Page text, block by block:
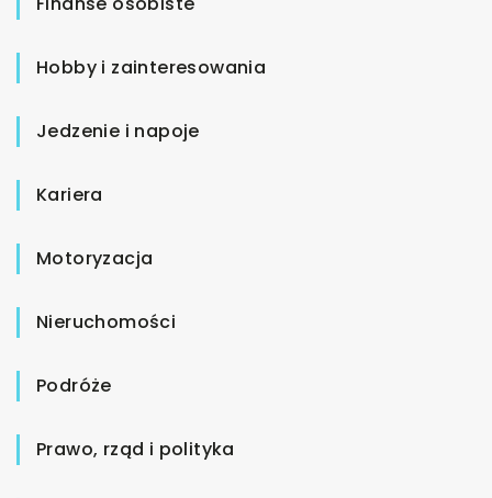
Hobby i zainteresowania
Jedzenie i napoje
Kariera
Motoryzacja
Nieruchomości
Podróże
Prawo, rząd i polityka